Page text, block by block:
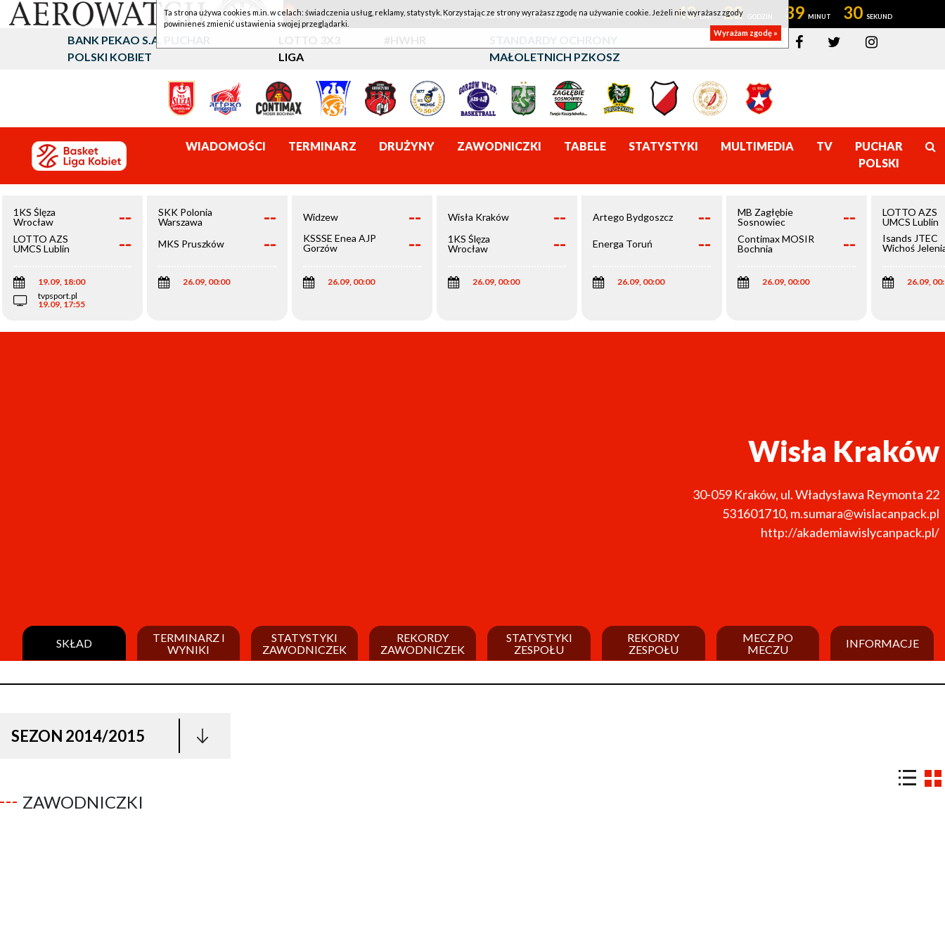
1KS ŚLĘZA WROCŁAW - LOTTO AZS UMCS LUBLIN 43 22 39 30
BANK PEKAO S.A. PUCHAR
POLSKI KOBIET
LOTTO 3X3
LIGA
#HWHR
STANDARDY OCHRONY
MAŁOLETNICH PZKOSZ
WIADOMOŚCI TERMINARZ DRUŻYNY ZAWODNICZKI TABELE STATYSTYKI MULTIMEDIA TV
PUCHAR
POLSKI
1KS Ślęza
Wrocław
--
LOTTO AZS
UMCS Lublin
--
19.09, 18:00
tvpsport.pl
19.09, 17:55
SKK Polonia
Warszawa
--
MKS Pruszków --
26.09, 00:00
Widzew --
KSSSE Enea AJP
Gorzów
--
26.09, 00:00
Wisła Kraków --
1KS Ślęza
Wrocław
--
26.09, 00:00
Artego Bydgoszcz --
Energa Toruń --
26.09, 00:00
MB Zagłębie
Sosnowiec
--
Contimax MOSIR
Bochnia
--
26.09, 00:00
LOTTO AZS
UMCS Lublin
Isands JTEC
Wichoś
26.09,
Wisła Kraków
30-059 Kraków, ul. Władysława Reymonta 22
531601710, m.sumara@wislacanpack.pl
http://akademiawislycanpack.pl/
SKŁAD
TERMINARZ I
WYNIKI
STATYSTYKI
ZAWODNICZEK
REKORDY
ZAWODNICZEK
STATYSTYKI
ZESPOŁU
REKORDY
ZESPOŁU
MECZ PO
MECZU
INFORMACJE
SEZON 2014/2015
ZAWODNICZKI
Ta strona używa cookies m.in. w celach: świadczenia usług, reklamy, statystyk. Korzystając ze strony wyrażasz zgodę na używanie cookie. Jeżeli nie wyrażasz zgody
powinieneś zmienić ustawienia swojej przeglądarki.
Wyrażam zgodę »